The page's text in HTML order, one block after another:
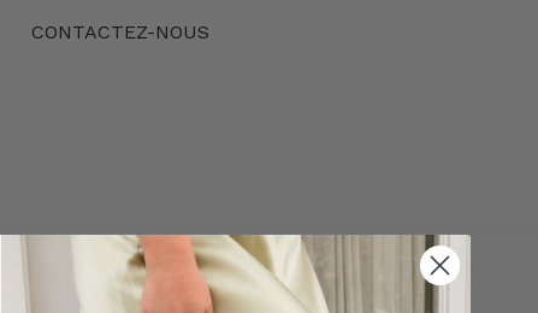
CONTACTEZ-NOUS
Reviews